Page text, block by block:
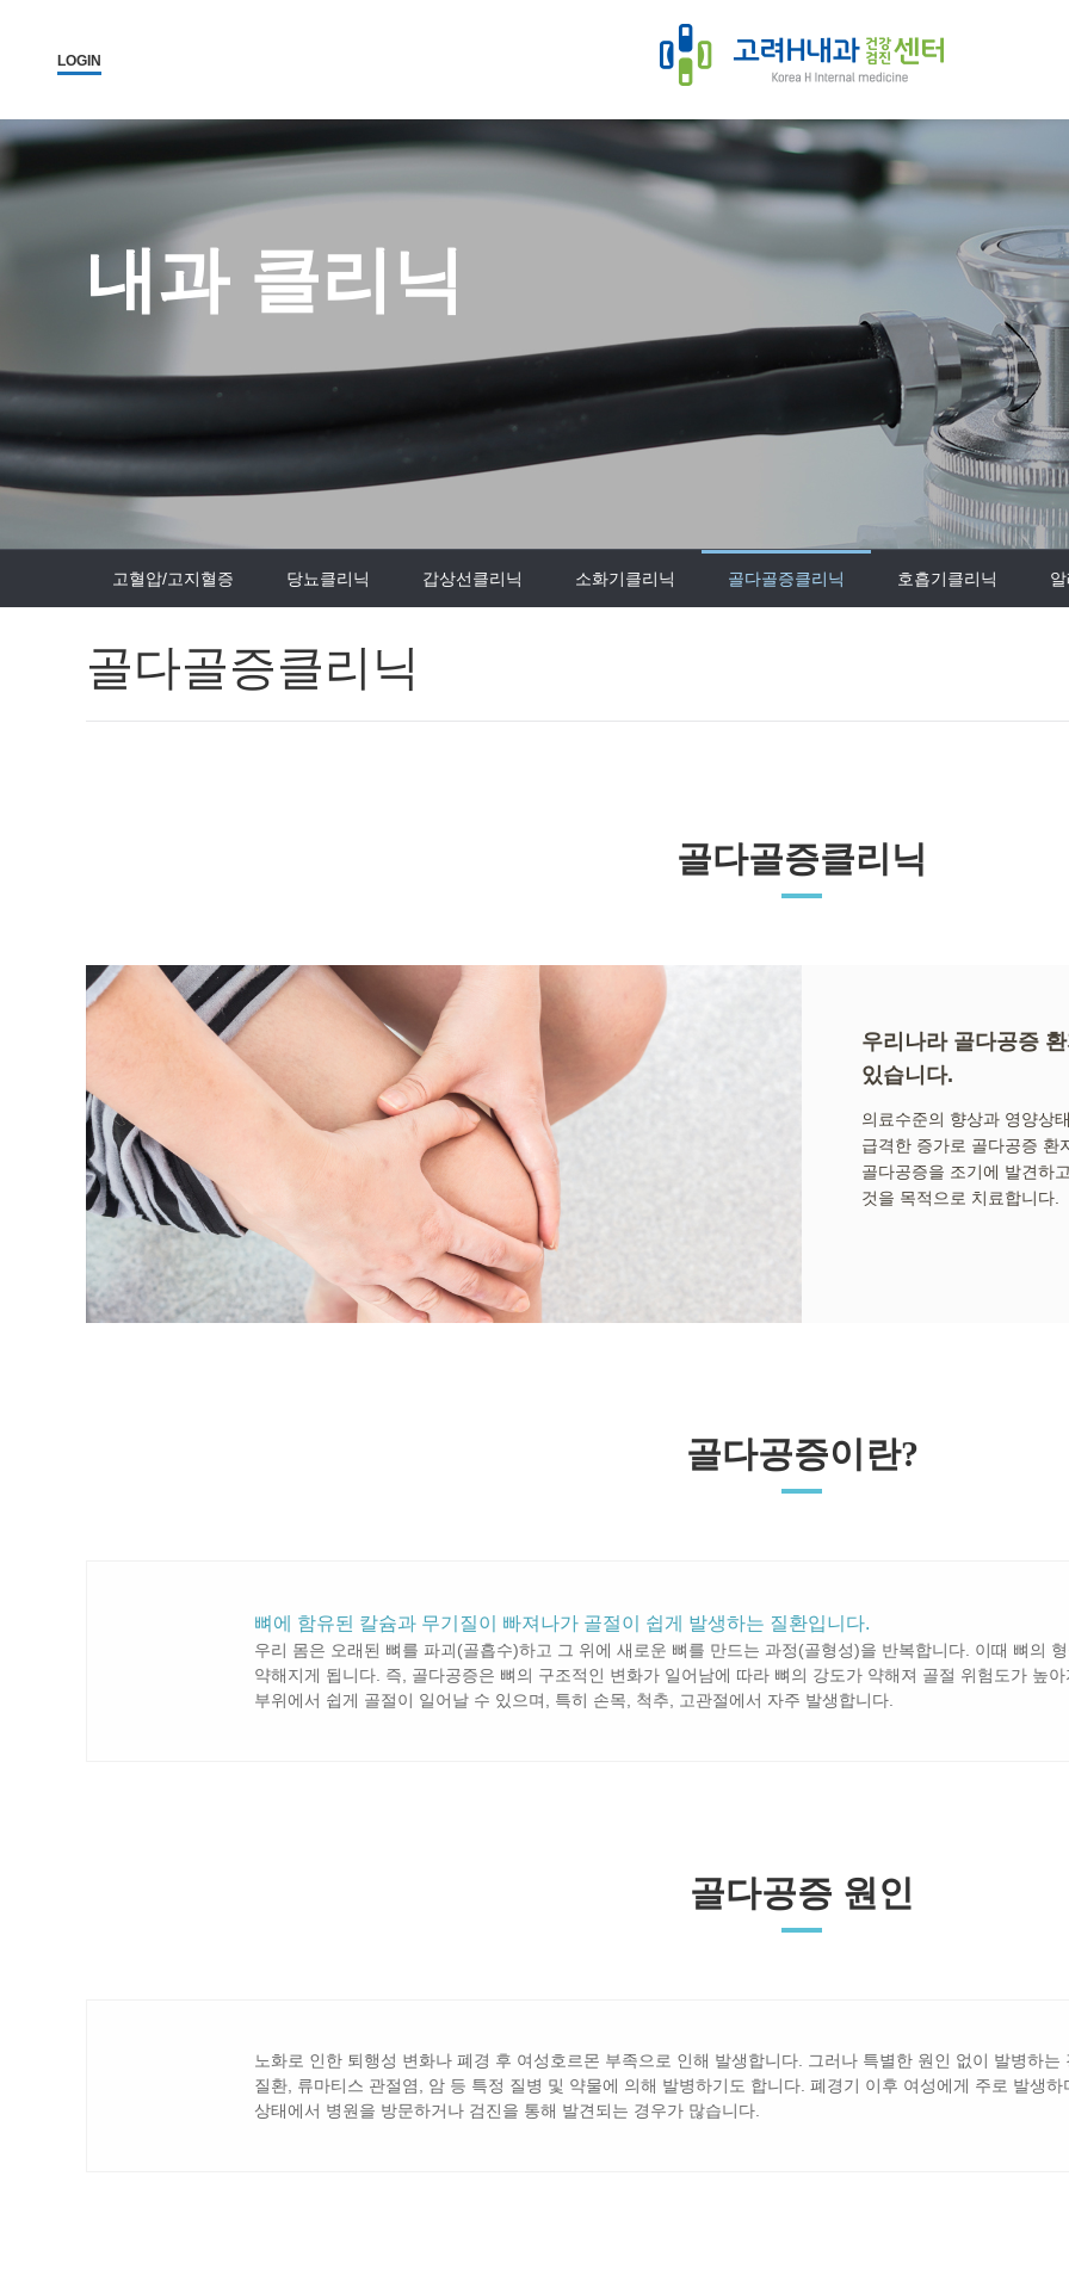
LOGIN
내과 클리닉
고혈압/고지혈증 당뇨클리닉 갑상선클리닉 소화기클리닉 골다골증클리닉 호흡기클리닉
골다골증클리닉
골다골증클리닉
우리나라 골다공증
있습니다.
의료수준의 향상과 영양상
급격한 증가로 골다공증 환
골다공증을 조기에 발견하
것을 목적으로 치료합니다.
골다공증이란?
뼈에 함유된 칼슘과 무기질이 빠져나가 골절이 쉽게 발생하는 질환입니다.
우리 몸은 오래된 뼈를 파괴(골흡수)하고 그 위에 새로운 뼈를 만드는 과정(골형성)을 반복합니다. 이때 뼈의
약해지게 됩니다. 즉, 골다공증은 뼈의 구조적인 변화가 일어남에 따라 뼈의 강도가 약해져 골절 위험도가 높
부위에서 쉽게 골절이 일어날 수 있으며, 특히 손목, 척추, 고관절에서 자주 발생합니다.
골다공증 원인
노화로 인한 퇴행성 변화나 폐경 후 여성호르몬 부족으로 인해 발생합니다. 그러나 특별한 원인 없이 발병하
질환, 류마티스 관절염, 암 등 특정 질병 및 약물에 의해 발병하기도 합니다. 폐경기 이후 여성에게 주로 발생
상태에서 병원을 방문하거나 검진을 통해 발견되는 경우가 많습니다.